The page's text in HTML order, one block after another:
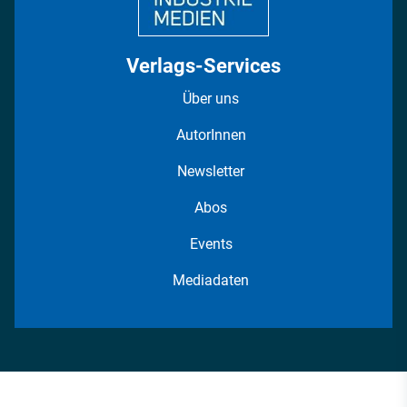
Verlags-Services
Über uns
AutorInnen
Newsletter
Abos
Events
Mediadaten